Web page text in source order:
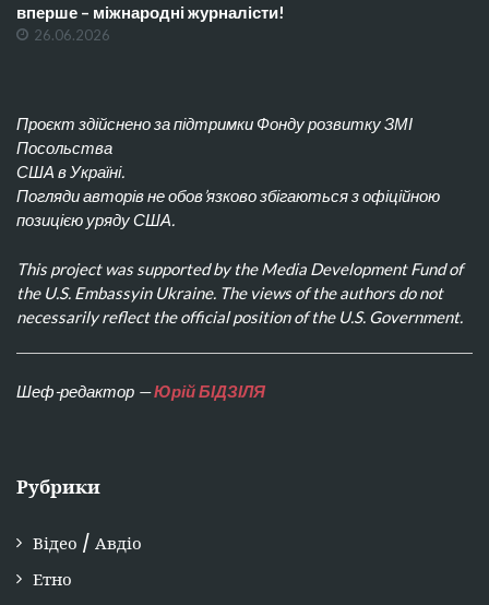
вперше – міжнародні журналісти!
26.06.2026
Проєкт здійснено за підтримки Фонду розвитку ЗМІ
Посольства
США в Україні.
Погляди авторів не обов’язково збігаються з офіційною
позицією уряду США.
This project was supported by the Media Development Fund of
the U.S. Embassyin Ukraine. The views of the authors do not
necessarily reflect the official position of the U.S. Government.
Шеф-редактор —Юрій БІДЗІЛЯ
Рубрики
Відео / Авдіо
Етно